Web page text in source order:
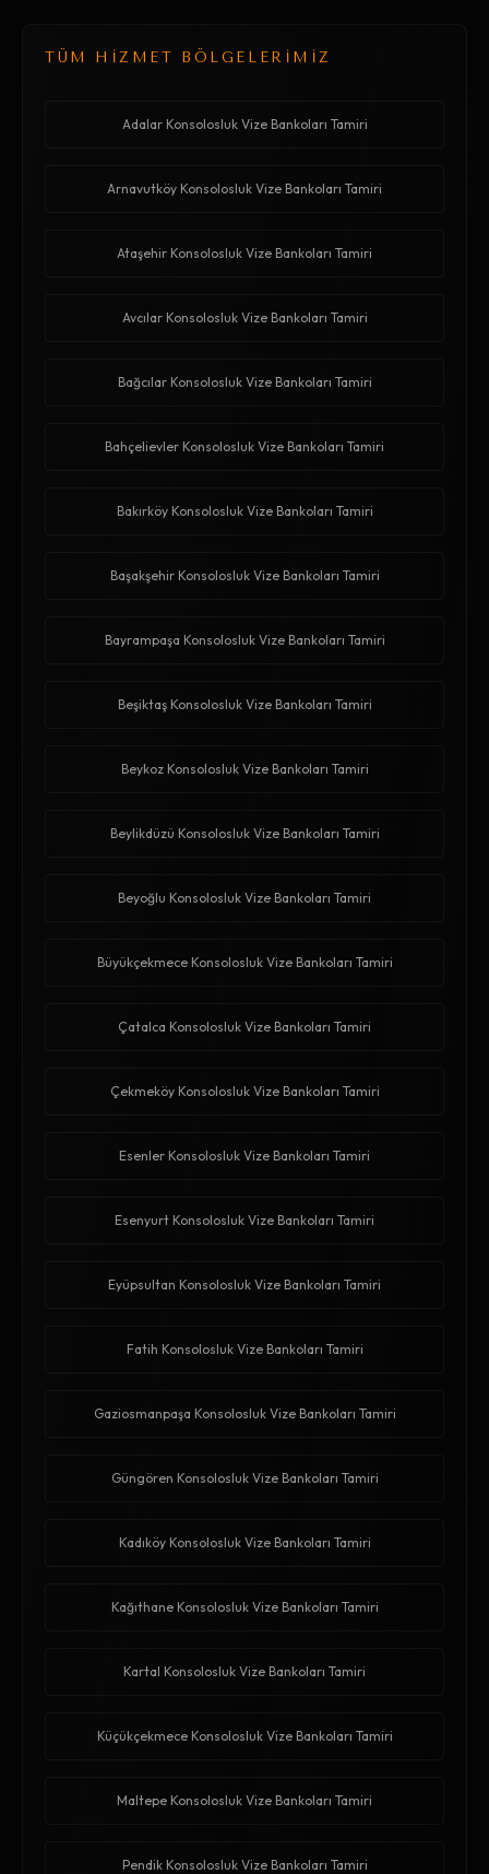
TÜM HİZMET BÖLGELERİMİZ
Adalar Konsolosluk Vize Bankoları Tamiri
Arnavutköy Konsolosluk Vize Bankoları Tamiri
Ataşehir Konsolosluk Vize Bankoları Tamiri
Avcılar Konsolosluk Vize Bankoları Tamiri
Bağcılar Konsolosluk Vize Bankoları Tamiri
Bahçelievler Konsolosluk Vize Bankoları Tamiri
Bakırköy Konsolosluk Vize Bankoları Tamiri
Başakşehir Konsolosluk Vize Bankoları Tamiri
Bayrampaşa Konsolosluk Vize Bankoları Tamiri
Beşiktaş Konsolosluk Vize Bankoları Tamiri
Beykoz Konsolosluk Vize Bankoları Tamiri
Beylikdüzü Konsolosluk Vize Bankoları Tamiri
Beyoğlu Konsolosluk Vize Bankoları Tamiri
Büyükçekmece Konsolosluk Vize Bankoları Tamiri
Çatalca Konsolosluk Vize Bankoları Tamiri
Çekmeköy Konsolosluk Vize Bankoları Tamiri
Esenler Konsolosluk Vize Bankoları Tamiri
Esenyurt Konsolosluk Vize Bankoları Tamiri
Eyüpsultan Konsolosluk Vize Bankoları Tamiri
Fatih Konsolosluk Vize Bankoları Tamiri
Gaziosmanpaşa Konsolosluk Vize Bankoları Tamiri
Güngören Konsolosluk Vize Bankoları Tamiri
Kadıköy Konsolosluk Vize Bankoları Tamiri
Kağıthane Konsolosluk Vize Bankoları Tamiri
Kartal Konsolosluk Vize Bankoları Tamiri
Küçükçekmece Konsolosluk Vize Bankoları Tamiri
Maltepe Konsolosluk Vize Bankoları Tamiri
Pendik Konsolosluk Vize Bankoları Tamiri